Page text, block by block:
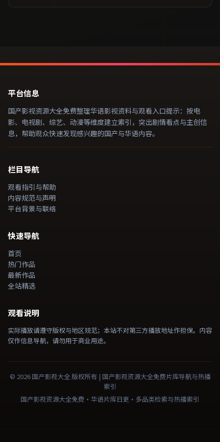
平台信息
国产影视资源大全免费整理华语影视资料与观看入口提示：按电
影、电视剧、综艺、动漫等维度建立索引，突出剧情看点与主创信
息，帮助观众快速发现感兴趣的国产与华语内容。
栏目导航
观看指引与帮助
内容规范与声明
平台背景与联络
快速导航
首页
热门作品
最新作品
全站精选
观看说明
实际播放请遵守版权与地区规范；本站不对第三方播放地址作担保。内容
仅作信息导航，请勿用于商业用途。
© 2026 国产影视大全版权所有 | 国产影视资源大全免费片库导航与热播
索引
国产影视资源大全免费·华语片库日更·多品类检索与热播索引